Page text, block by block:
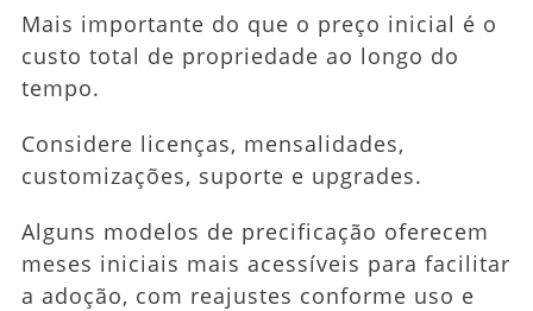
Mais importante do que o preço inicial é o
custo total de propriedade ao longo do
tempo.
Considere licenças, mensalidades,
customizações, suporte e upgrades.
Alguns modelos de precificação oferecem
meses iniciais mais acessíveis para facilitar
a adoção, com reajustes conforme uso e